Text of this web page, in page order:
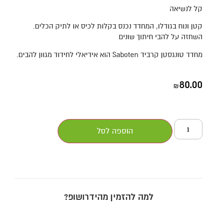
קל לנשיאה
קטן ונוח בגודלו, המחדד נכנס בקלות לכיס או לתיק הכלים.
השחזה על להבי חיתוך שונים
מחדד טונגסטן קרביד Saboten הוא אידיאלי לחידוד מגוון להבים.
₪80.00
הוספה לסל
למה להזמין מהידרושופ?